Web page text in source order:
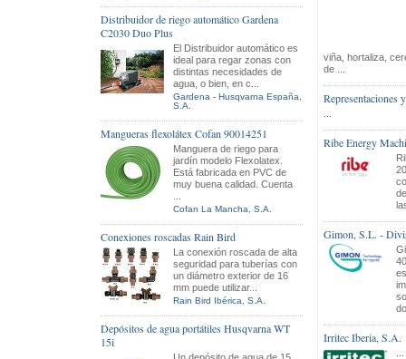
Distribuidor de riego automático Gardena
C2030 Duo Plus
El Distribuidor automático es
ideal para regar zonas con
distintas necesidades de
agua, o bien, en c...
Gardena - Husqvarna España,
S.A.
Mangueras flexolátex Cofan 90014251
Manguera de riego para
jardín modelo Flexolatex.
Está fabricada en PVC de
muy buena calidad. Cuenta
Cofan La Mancha, S.A.
Conexiones roscadas Rain Bird
La conexión roscada de alta
seguridad para tuberías con
un diámetro exterior de 16
mm puede utilizar...
Rain Bird Ibérica, S.A.
Depósitos de agua portátiles Husqvarna WT
15i
viña, hortaliza,
de ...
Representaciones
Ribe Energy
Gimon, S.L. -
Irritec Iberia, S.A.